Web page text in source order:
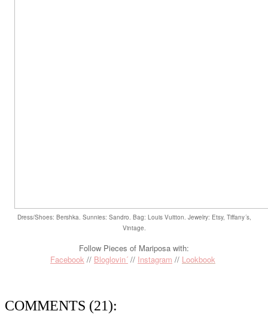
Dress/Shoes: Bershka. Sunnies: Sandro. Bag: Louis Vuitton. Jewelry: Etsy, Tiffany´s,
Vintage.
Follow Pieces of Mariposa with:
Facebook // Bloglovin´ // Instagram // Lookbook
COMMENTS (21):